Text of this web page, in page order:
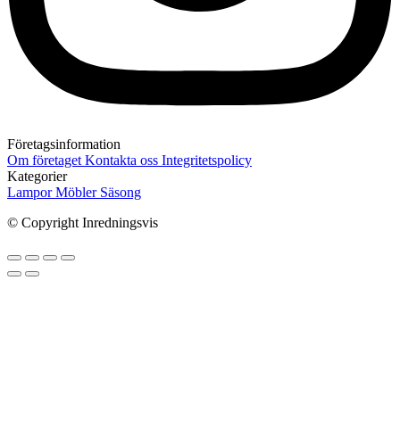
Företagsinformation
Om företaget Kontakta oss Integritetspolicy
Kategorier
LamporMöbler Säsong
© Copyright Inredningsvis